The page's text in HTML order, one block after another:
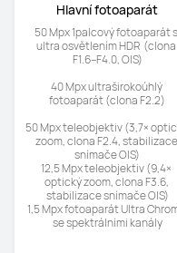
Hlavní fotoaparát
50 Mpx 1palcový fotoaparát s
ultra osvětlením HDR  (clona
F1.6–F4.0, OIS)
40 Mpx ultraširokoúhlý
fotoaparát (clona F2.2)
50 Mpx teleobjektiv (3,7×
zoom, clona F2.4, stabilizace
snímače OIS)
12,5 Mpx teleobjektiv (9,4×
optický zoom, clona F3.6,
stabilizace snímače OIS)
1,5 Mpx fotoaparát Ultra
se spektrálními kanály